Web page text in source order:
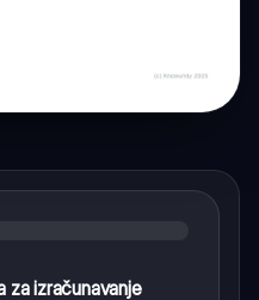
za izračunavanje